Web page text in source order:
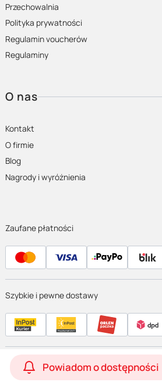
Przechowalnia
Polityka prywatności
Regulamin voucherów
Regulaminy
O nas
Kontakt
O firmie
Blog
Nagrody i wyróżnienia
Zaufane płatności
Szybkie i pewne dostawy
SzablonInovax made with by
Powiadom o dostępności